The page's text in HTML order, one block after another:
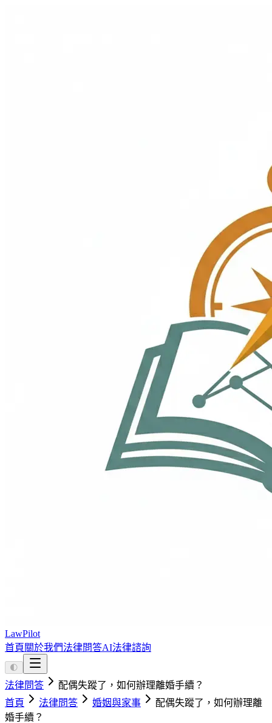
LawPilot
首頁 關於我們法律問答AI法律諮詢
🌓
法律問答
配偶失蹤了，如何辦理離婚手續？
首頁
法律問答 婚姻與家事
配偶失蹤了，如何辦理離
婚手續？